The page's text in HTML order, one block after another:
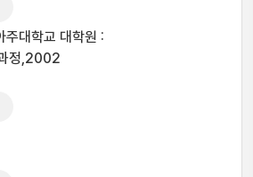
대학교 대학원 :
정,2002